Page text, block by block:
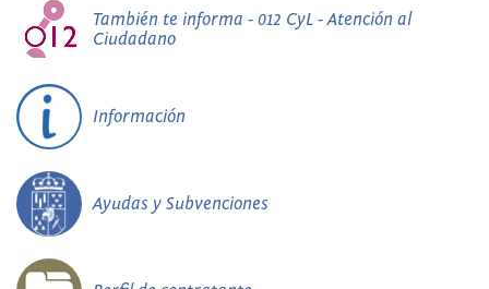
También te informa - 012 CyL - Atención al
Ciudadano
Información
Ayudas y Subvenciones